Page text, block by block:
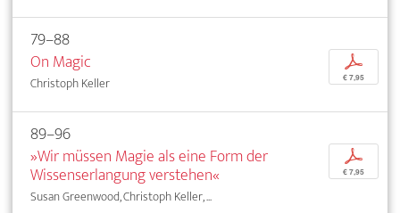
79–88
On Magic
Christoph Keller
p
€ 7,95
89–96
»Wir müssen Magie als eine Form der
Wissenserlangung verstehen«
Susan Greenwood, Christoph Keller, ...
p
€ 7,95